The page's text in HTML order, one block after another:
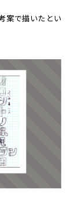
案で描いたとい